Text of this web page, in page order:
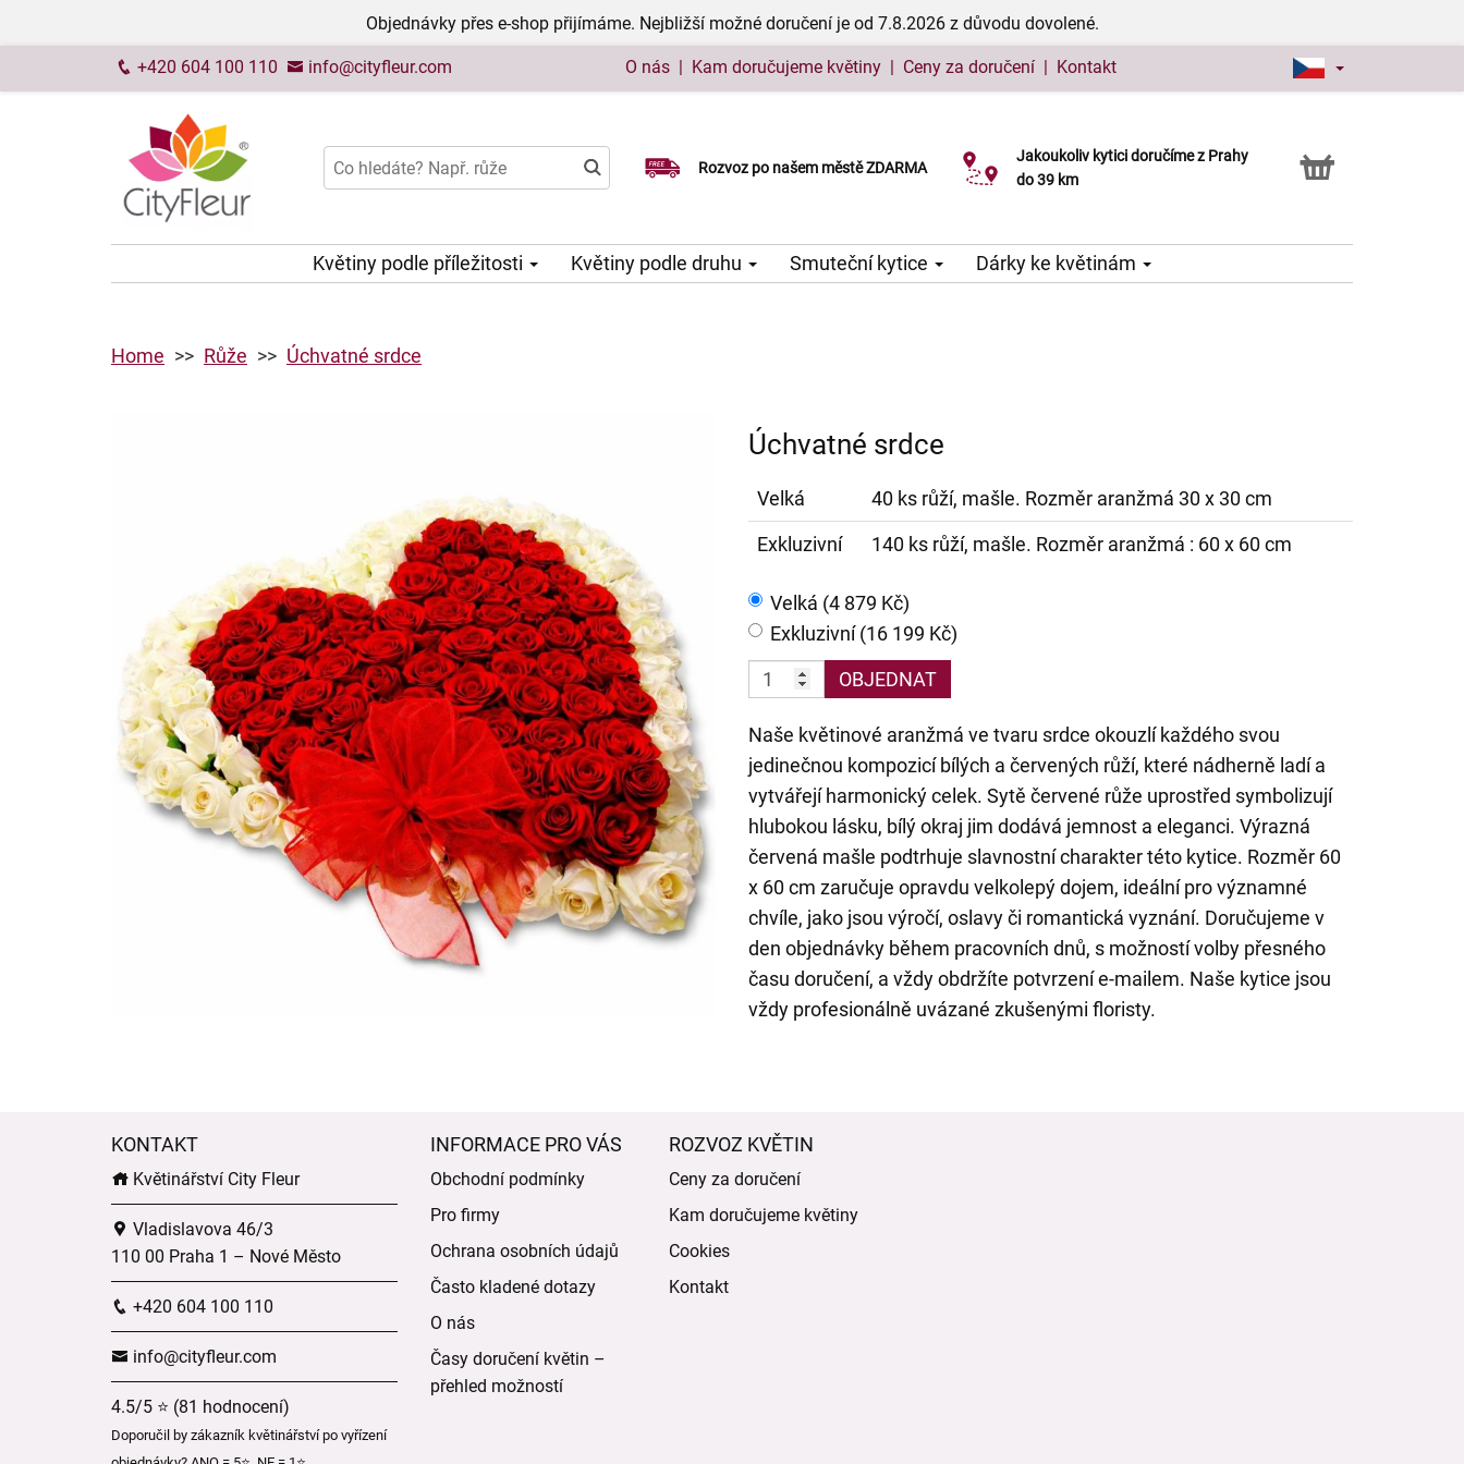
Objednávky přes e-shop přijímáme. Nejbližší možné doručení je od 7.8.2026 z důvodu dovolené.
+420 604 100 110 info@cityfleur.com O nás | Kam doručujeme květiny | Ceny za doručení | Kontakt
Rozvoz po našem městě ZDARMA
Možný výběr času a dne doručení
Jakoukoliv kytici doručíme z Prahy
do 39 km
Možnost vyzvednout v naší květince
Květiny podle příležitosti Květiny podle druhu Smuteční kytice Dárky ke květinám
Home Růže Úchvatné srdce
Úchvatné srdce
Velká
40 ks růží, mašle. Rozměr aranžmá 30 x 30 cm
Exkluzivní
140 ks růží, mašle. Rozměr aranžmá : 60 x 60 cm
Velká (4 879 Kč)
Exkluzivní (16 199 Kč)
OBJEDNAT
Naše květinové aranžmá ve tvaru srdce okouzlí každého svou
jedinečnou kompozicí bílých a červených růží, které nádherně ladí a
vytvářejí harmonický celek. Sytě červené růže uprostřed symbolizují
hlubokou lásku, bílý okraj jim dodává jemnost a eleganci. Výrazná
červená mašle podtrhuje slavnostní charakter této kytice. Rozměr 60
x 60 cm zaručuje opravdu velkolepý dojem, ideální pro významné
chvíle, jako jsou výročí, oslavy či romantická vyznání. Doručujeme v
den objednávky během pracovních dnů, s možností volby přesného
času doručení, a vždy obdržíte potvrzení e-mailem. Naše kytice jsou
vždy profesionálně uvázané zkušenými floristy.
KONTAKT
Květinářství City Fleur
Vladislavova 46/3
110 00 Praha 1 – Nové Město
+420 604 100 110
info@cityfleur.com
4.5/5 ⭐ (81 hodnocení)
Doporučil by zákazník květinářství po vyřízení
INFORMACE PRO VÁS
Obchodní podmínky
Pro firmy
Ochrana osobních údajů
Často kladené dotazy
O nás
Časy doručení květin –
přehled možností
ROZVOZ KVĚTIN
Ceny za doručení
Kam doručujeme květiny
Cookies
Kontakt